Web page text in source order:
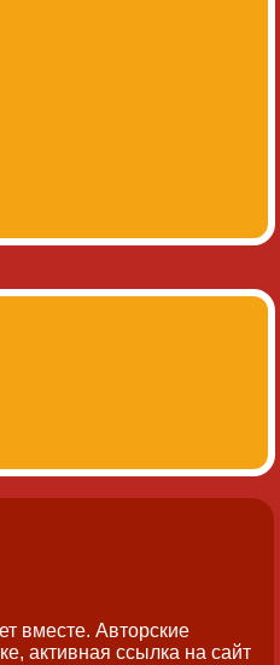
вместе.Авторские
активная ссылка на сайт